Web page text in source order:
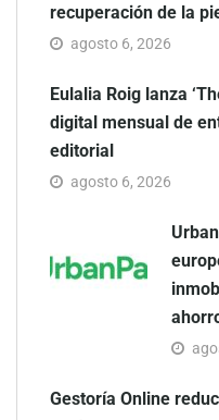
recuperación de la
agosto 6, 2026
Eulalia Roig lanza
digital mensual de
editorial
agosto 6, 2026
Gestoría Online